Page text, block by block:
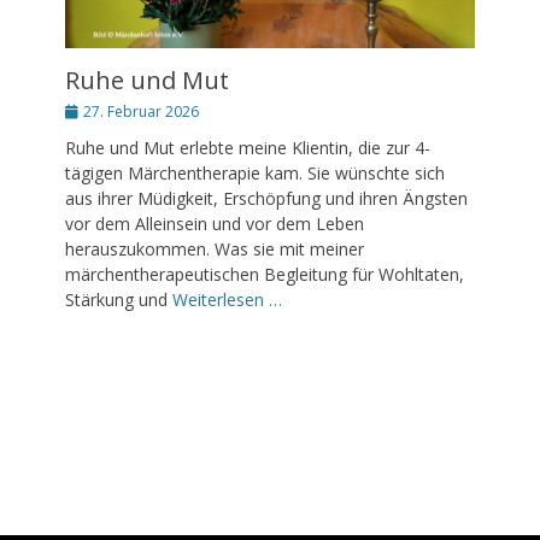
Ruhe und Mut
Posted
27. Februar 2026
Ruhe und Mut erlebte meine Klientin, die zur 4-
tägigen Märchentherapie kam. Sie wünschte sich
aus ihrer Müdigkeit, Erschöpfung und ihren Ängsten
vor dem Alleinsein und vor dem Leben
herauszukommen. Was sie mit meiner
märchentherapeutischen Begleitung für Wohltaten,
Stärkung und Weiterlesen …